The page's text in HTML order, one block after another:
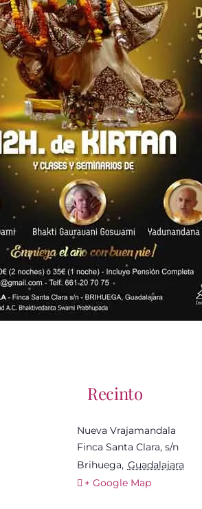
Recinto
Nueva Vrajamandala
Finca Santa Clara, s/n
Brihuega, Guadalajara
+ Google Map